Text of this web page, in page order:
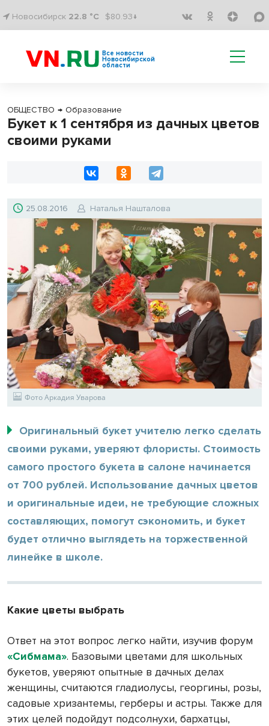
Новосибирск 22.8 °C $80.93↓
Все новости
Новосибирской
области
ОБЩЕСТВО → Образование
Букет к 1 сентября из дачных цветов
своими руками
25.08.2016 Наталья Нашталова
Фото Аркадия Уварова
Оригинальный букет учителю легко сделать
своими руками, уверяют флористы. Стоимость
самого простого букета в салоне начинается
от 700 рублей. Использование дачных цветов
и оригинальные идеи, не требующие сложных
составляющих, помогут сэкономить, и букет
будет отлично выглядеть на торжественной
линейке в школе.
Какие цветы выбрать
Ответ на этот вопрос легко найти, изучив форум
«Сибмама». Базовыми цветами для школьных
букетов, уверяют опытные в дачных делах
женщины, считаются гладиолусы, георгины, розы,
садовые хризантемы, герберы и астры. Также для
этих целей подойдут подсолнухи, бархатцы,